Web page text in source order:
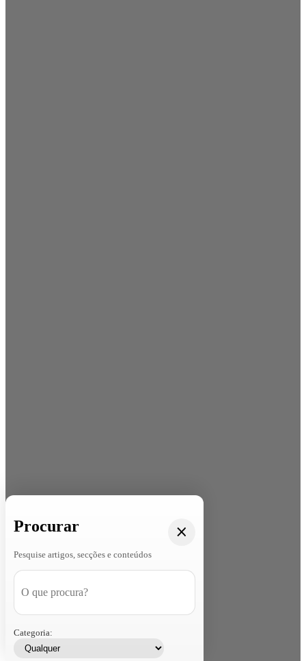
Procurar
Pesquise artigos, secções e conteúdos
Categoria: